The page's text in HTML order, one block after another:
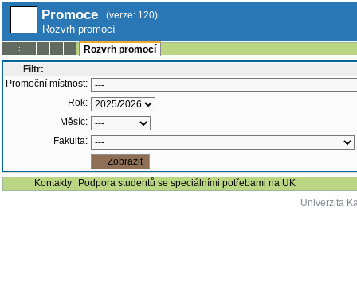
Promoce (verze: 120)
Rozvrh promocí
--:--
Rozvrh promocí
Filtr:
Promoční místnost:
Rok:
Měsíc:
Fakulta:
Kontakty
Podpora studentů se speciálními potřebami na UK
Univerzita